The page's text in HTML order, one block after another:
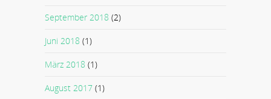
September 2018 (2)
Juni 2018 (1)
März 2018 (1)
August 2017 (1)